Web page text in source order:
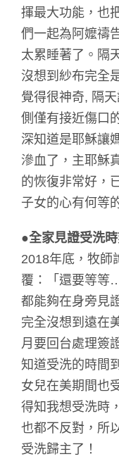
揮最大功能，也
們一起為阿嬤禱
太累睡著了。隔
沒想到紗布完全
覺得很神奇, 隔
側僅有接近傷口
深知道是耶穌讓
滲血了，主耶穌
的恢復非常好，
子女的心有何等
●全家見證受洗
2018年底，牧師
覆：「還要等等
都能夠在身旁見
完全沒想到遠在
月要回台處理簽
知道受洗的時間
女兒在美期間也
得知我想受洗時
也都不反對，所
受洗歸主了！